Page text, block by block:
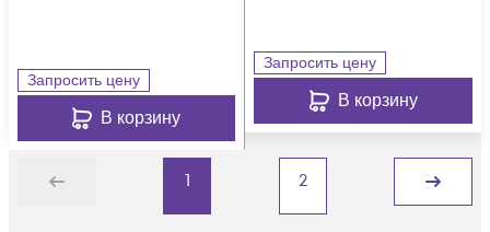
Запросить цену
В корзину
Запросить цену
В корзину
Назад
1 2
Дальше